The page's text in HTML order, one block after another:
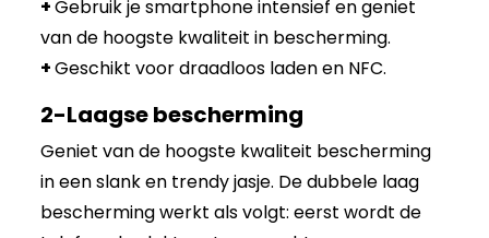
+Gebruik je smartphone intensief en geniet
van de hoogste kwaliteit in bescherming.
+Geschikt voor draadloos laden en NFC.
2-Laagse bescherming
Geniet van de hoogste kwaliteit bescherming
in een slank en trendy jasje. De dubbele laag
bescherming werkt als volgt: eerst wordt de